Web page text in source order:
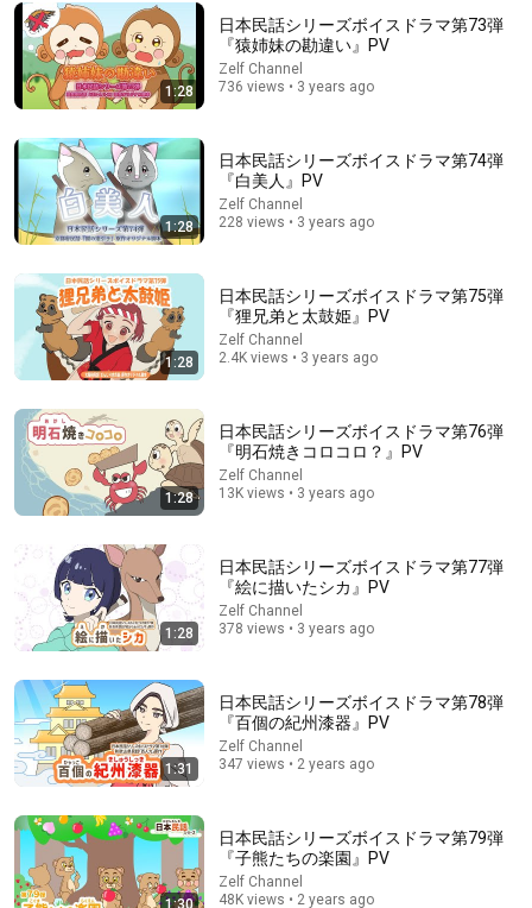
タロサックの海外生活ダイアリーTAROSAC • 136K views
【海外の反応】日本人がパリで阿波踊りを披露し静寂…5秒
繋がれニッポン【海外の反応】
Fake Cop vs. Real Cop: An Idiotic Phone Call Record
ブリッヒー!News Channel
Auto-dubbed
1.3M views
1:28
日本民話シリーズボイスドラマ第73弾
『猿姉妹の勘違い』PV
Zelf Channel
736 views • 3 years ago
1:28
日本民話シリーズボイスドラマ第74弾
『白美人』PV
Zelf Channel
228 views • 3 years ago
1:28
日本民話シリーズボイスドラマ第75弾
『狸兄弟と太鼓姫』PV
Zelf Channel
2.4K views • 3 years ago
1:28
日本民話シリーズボイスドラマ第76弾
『明石焼きコロコロ？』PV
Zelf Channel
13K views • 3 years ago
1:28
日本民話シリーズボイスドラマ第77弾
『絵に描いたシカ』PV
Zelf Channel
378 views • 3 years ago
1:31
日本民話シリーズボイスドラマ第78弾
『百個の紀州漆器』PV
Zelf Channel
347 views • 2 years ago
1:30
日本民話シリーズボイスドラマ第79弾
『子熊たちの楽園』PV
Zelf Channel
48K views • 2 years ago